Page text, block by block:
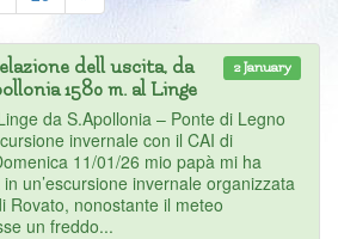
2 January
dell uscita, da
1580 m. al Linge
da S.Apollonia – Ponte di Legno
invernale con il CAI di
11/01/26 mio papà mi ha
un’escursione invernale organizzata
Rovato, nonostante il meteo
un freddo...